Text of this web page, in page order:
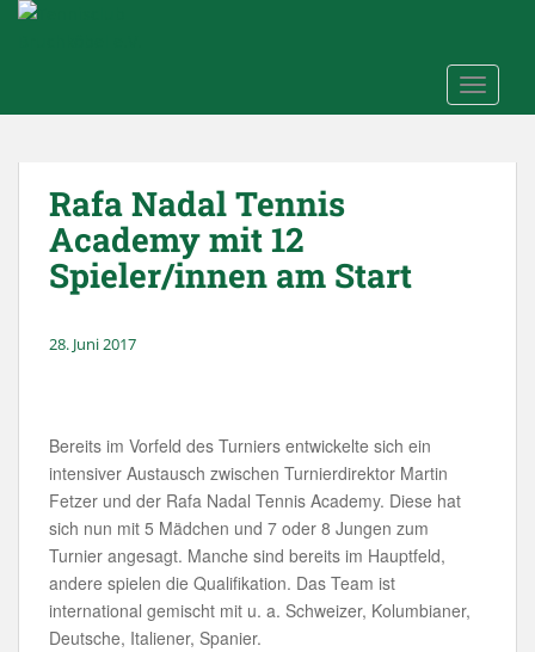
Skip to main content
Rafa Nadal Tennis
Academy mit 12
Spieler/innen am Start
28. Juni 2017
Bereits im Vorfeld des Turniers entwickelte sich ein
intensiver Austausch zwischen Turnierdirektor Martin
Fetzer und der Rafa Nadal Tennis Academy. Diese hat
sich nun mit 5 Mädchen und 7 oder 8 Jungen zum
Turnier angesagt. Manche sind bereits im Hauptfeld,
andere spielen die Qualifikation. Das Team ist
international gemischt mit u. a. Schweizer, Kolumbianer,
Deutsche, Italiener, Spanier.